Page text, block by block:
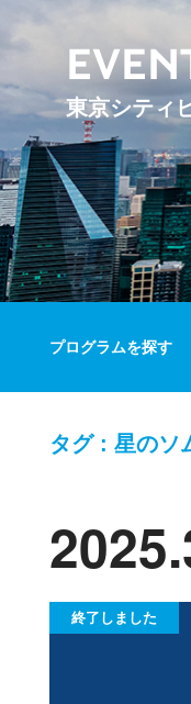
東京シティ
プログラムを探す
タグ : 星のソ
終了しました